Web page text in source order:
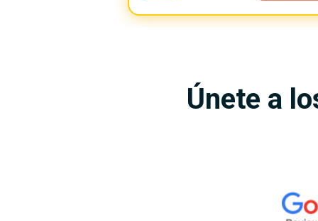
Únete a